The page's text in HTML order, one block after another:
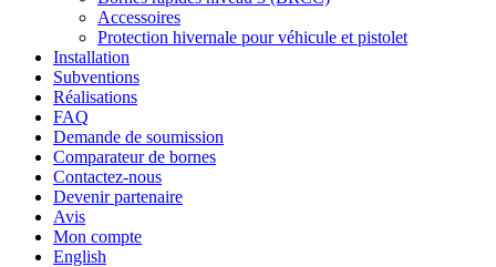
Accessoires
Protection hivernale pour véhicule et pistolet
Installation
Subventions
Réalisations
FAQ
Demande de soumission
Comparateur de bornes
Contactez-nous
Devenir partenaire
Avis
Mon compte
English